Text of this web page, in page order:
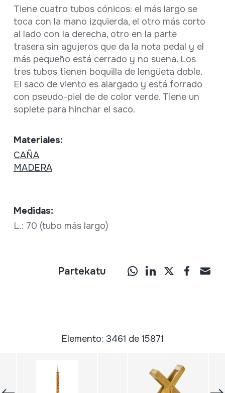
Tiene cuatro tubos cónicos: el más largo se
toca con la mano izquierda, el otro más corto
al lado con la derecha, otro en la parte
trasera sin agujeros que da la nota pedal y el
más pequeño está cerrado y no suena. Los
tres tubos tienen boquilla de lengüeta doble.
El saco de viento es alargado y está forrado
con pseudo-piel de de color verde. Tiene un
soplete para hinchar el saco.
Materiales:
CAÑA
MADERA
Medidas:
L.: 70 (tubo más largo)
Partekatu
Elemento: 3461 de 15871